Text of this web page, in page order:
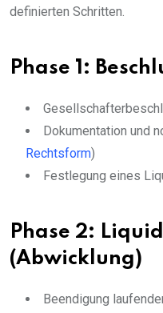
definierten Schritten.
Phase 1:
Dokumentation und
Rechtsform)
Festlegung eines
Phase 2:
(Abwicklung)
Beendigung